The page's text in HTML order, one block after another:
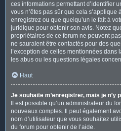
ces informations permettant d’identifier
vous n’êtes pas sûr que cela s’applique
enregistrez ou que quelqu’un le fait à
juridique pour obtenir son avis. Notez
propriétaires de ce forum ne peuvent
ne sauraient être contactés pour des
l’exception de celles mentionnées dans
les abus ou les questions légales
Haut
Je souhaite m’enregistrer, mais je n’y
Il est possible qu’un administrateur du
nouveaux comptes. Il peut également
nom d’utilisateur que vous souhaitez
du forum pour obtenir de l’aide.